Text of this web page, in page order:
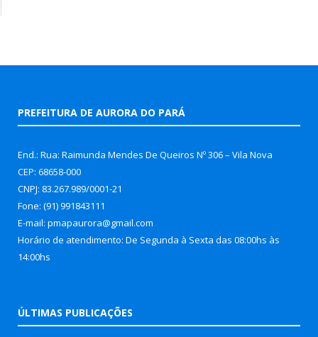
PREFEITURA DE AURORA DO PARÁ
End.: Rua: Raimunda Mendes De Queiros Nº 306 – Vila Nova
CEP: 68658-000
CNPJ: 83.267.989/0001-21
Fone: (91) 991843111
E-mail: pmapaurora@gmail.com
Horário de atendimento: De Segunda à Sexta das 08:00hs às
14:00hs
ÚLTIMAS PUBLICAÇÕES